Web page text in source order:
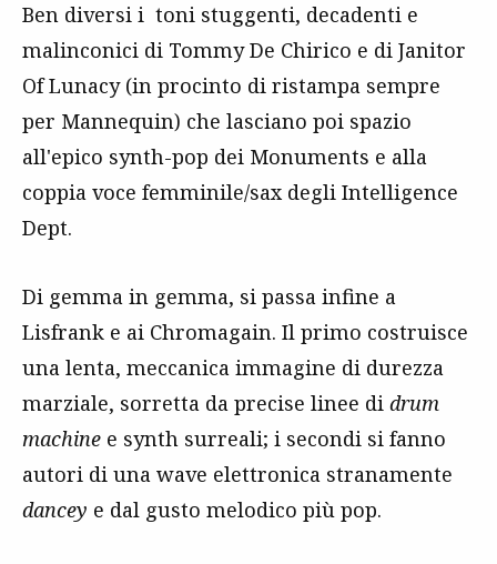
Ben diversi i toni stuggenti, decadenti e
malinconici di Tommy De Chirico e di Janitor
Of Lunacy (in procinto di ristampa sempre
per Mannequin) che lasciano poi spazio
all'epico synth-pop dei Monuments e alla
coppia voce femminile/sax degli Intelligence
Dept.
Di gemma in gemma, si passa infine a
Lisfrank e ai Chromagain. Il primo costruisce
una lenta, meccanica immagine di durezza
marziale, sorretta da precise linee di drum
machine e synth surreali; i secondi si fanno
autori di una wave elettronica stranamente
dancey e dal gusto melodico più pop.